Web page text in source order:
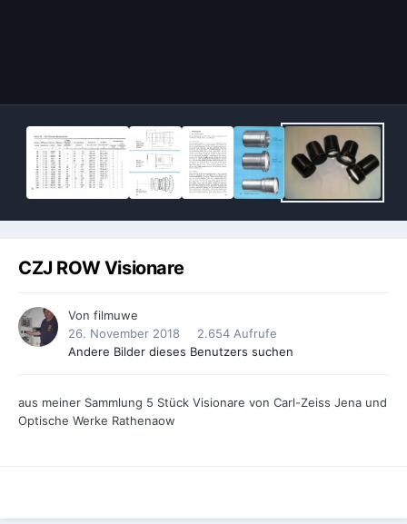
CZJ ROW Visionare
Von filmuwe
26. November 2018
2.654 Aufrufe
Andere Bilder dieses Benutzers suchen
aus meiner Sammlung 5 Stück Visionare von Carl-Zeiss Jena und
Optische Werke Rathenaow